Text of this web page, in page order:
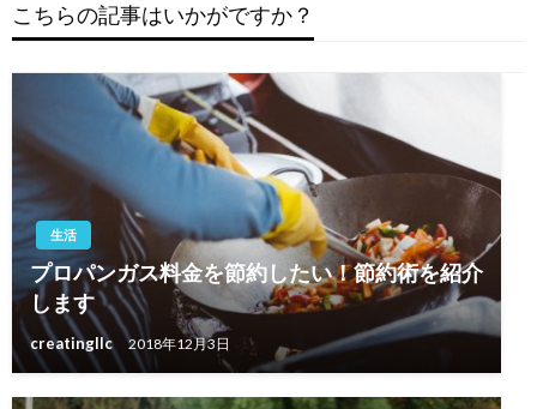
ー
こちらの記事はいかがですか？
生活
プロパンガス料金を節約したい！節約術を紹介
します
creatingllc 2018年12月3日